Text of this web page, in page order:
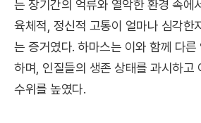
는 장기간의 억류와 열악한 환경 속에
육체적, 정신적 고통이 얼마나 심각한
는 증거였다. 하마스는 이와 함께 다른
하며, 인질들의 생존 상태를 과시하고
수위를 높였다.